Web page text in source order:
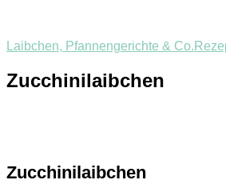
Laibchen, Pfannengerichte & Co.
Zucchinilaibchen
Zucchinilaibchen